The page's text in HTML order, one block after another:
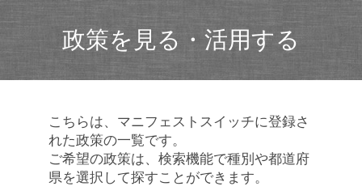
政策を見る・活用する
こちらは、マニフェストスイッチに登録さ
れた政策の一覧です。
ご希望の政策は、検索機能で種別や都道府
県を選択して探すことができます。